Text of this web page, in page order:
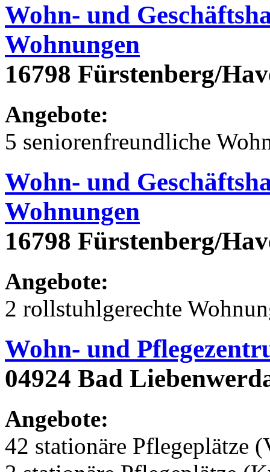
Wohn- und
Wohnungen
16798 Fürstenberg/
Angebote:
5 seniorenfreundliche
Wohn- und
Wohnungen
16798 Fürstenberg/
Angebote:
2 rollstuhlgerechte
Wohn- und
04924 Bad
Angebote:
42 stationäre Pflegeplätze